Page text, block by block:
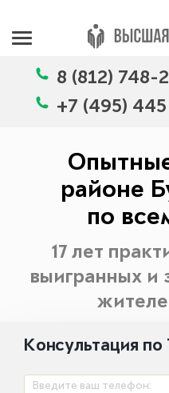
8 (812) 748-
+7 (495)
районе
по
17 лет
выигранных и
Консультация
Введите ваш телефон: